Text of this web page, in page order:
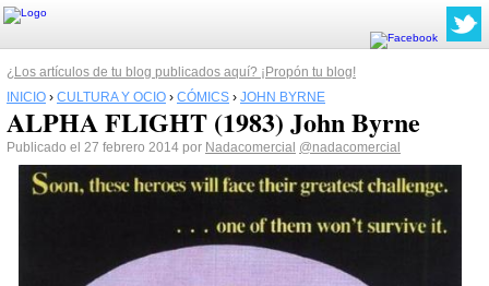
¿Los artículos de tu blog publicados aquí? ¡Propón tu blog!
INICIO › CULTURA Y OCIO › CÓMICS › JOHN BYRNE
ALPHA FLIGHT (1983) John Byrne
Publicado el 27 febrero 2014 por Nadacomercial @nadacomercial